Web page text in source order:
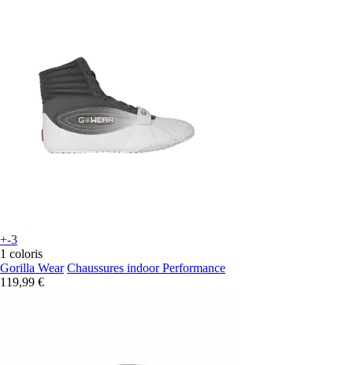
+-3
1 coloris
Gorilla Wear Chaussures indoor Performance
119,99 €